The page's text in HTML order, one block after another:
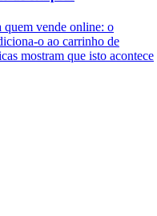
quem vende online: o
o ao carrinho de
mostram que isto acontece